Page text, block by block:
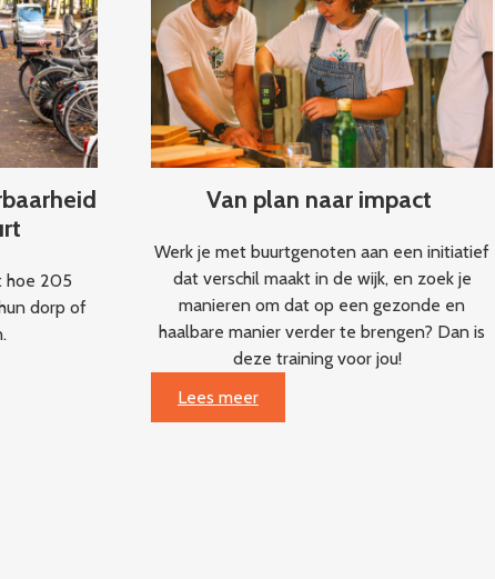
hart
van
de
wijk
hoe 205
dorp of
Van plan naar impact
Werk je met buurtgenoten aan een initiatief
dat verschil maakt in de wijk, en zoek je
manieren om dat op een gezonde en
haalbare manier verder te brengen? Dan is
deze training voor jou!
Lees meer
:
Van